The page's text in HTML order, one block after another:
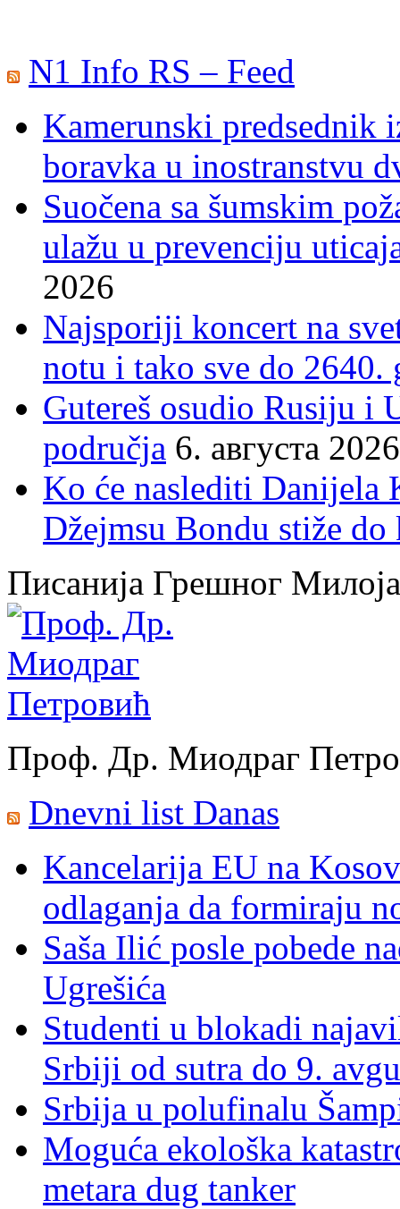
N1 Info RS – Feed
Kamerunski predsednik
boravka u inostranstvu
Suočena sa šumskim
ulažu u prevenciju
2026
Najsporiji koncert na
notu i tako sve do 2640.
Gutereš osudio Rusiju i
područja 6. августа 2026
Ko će naslediti Danijela
Džejmsu Bondu stiže do
Писанија Грешног Милоја
Проф. Др. Миодраг
Dnevni list Danas
Kancelarija EU na
odlaganja da formiraju
Saša Ilić posle pobede
Ugrešića
Studenti u blokadi
Srbiji od sutra do 9.
Srbija u polufinalu
Moguća ekološka
metara dug tanker